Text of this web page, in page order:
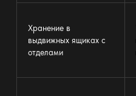
Хранение в
выдвижных ящиках с
отделами